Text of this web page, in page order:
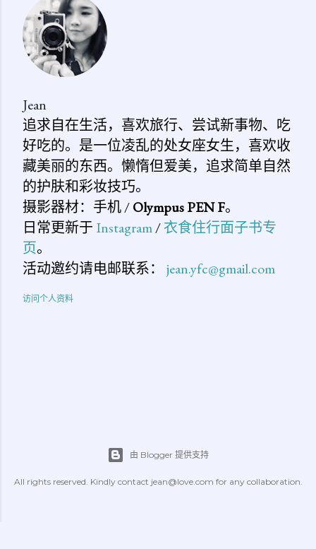
论
Jean
追求自在生活，喜欢旅行、尝试新事物、吃
好吃的。是一位凌乱的处女座女生，喜欢收
藏美丽的东西。懒惰但爱美，追求简单自然
的护肤和彩妆技巧。
摄影器材：手机 /Olympus PEN F。
日常更新于 Instagram/衣食住行面子书专
页。
活动邀约请电邮联系： jean.yfc@gmail.com
访问个人资料
由 Blogger 提供支持
All rights reserved. Kindly contact jean@love.com for any collaboration.